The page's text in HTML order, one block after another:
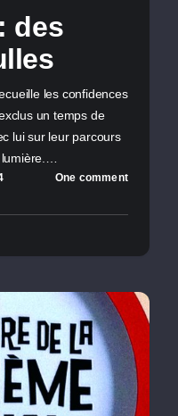
des
les confidences
un temps de
lui sur leur parcours
One comment